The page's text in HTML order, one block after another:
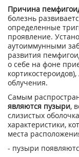
Причина
болезнь
определенные
проявление.
аутоиммунными
развития
о себе на фоне
облучения.
Самым
являются пузыри,
слизистых
характеристики,
места
- пузыри